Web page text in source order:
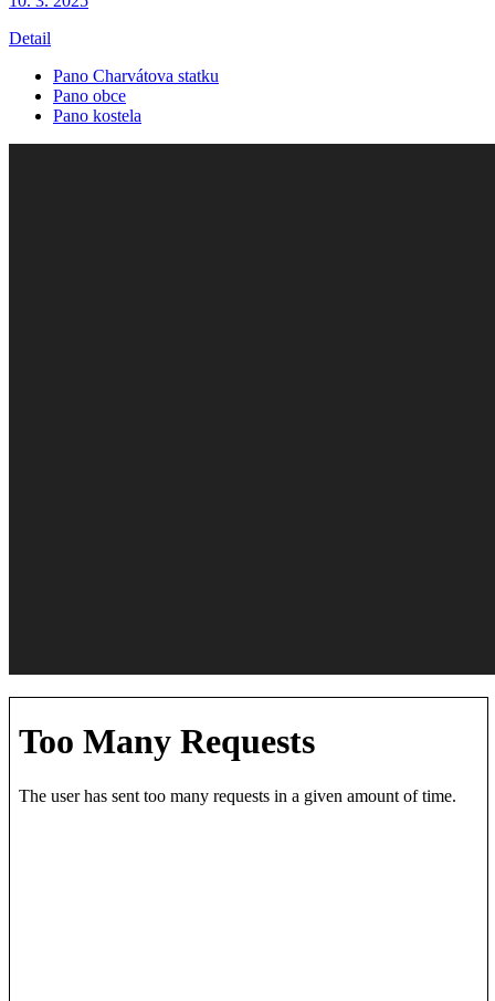
Detail
Pano Charvátova statku
Pano obce
Pano kostela